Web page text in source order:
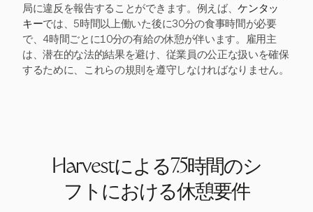
局に違反を報告することができます。例えば、ケンタッ
キーでは、5時間以上働いた後に30分の食事時間が必要
で、4時間ごとに10分の有給の休憩が伴います。雇用主
は、潜在的な法的結果を避け、従業員の公正な扱いを確保
するために、これらの規則を遵守しなければなりません。
Harvestによる7.5時間のシ
フトにおける休憩要件